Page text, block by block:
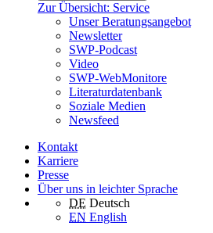
Zur Übersicht: Service
Unser Beratungsangebot
Newsletter
SWP-Podcast
Video
SWP-WebMonitore
Literaturdatenbank
Soziale Medien
Newsfeed
Kontakt
Karriere
Presse
Über uns in leichter Sprache
DE Deutsch
EN English